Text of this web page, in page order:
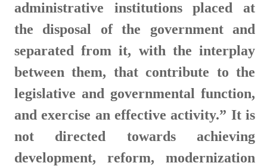
administrative institutions placed at
the disposal of the government and
separated from it, with the interplay
between them, that contribute to the
legislative and governmental function,
and exercise an effective activity.” It is
not directed towards achieving
development, reform, modernization